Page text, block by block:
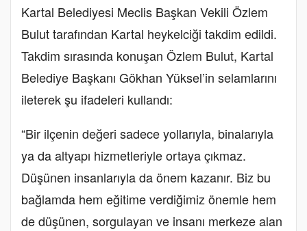
Kartal Belediyesi Meclis Başkan Vekili Özlem
Bulut tarafından Kartal heykelciği takdim edildi.
Takdim sırasında konuşan Özlem Bulut, Kartal
Belediye Başkanı Gökhan Yüksel’in selamlarını
ileterek şu ifadeleri kullandı:
“Bir ilçenin değeri sadece yollarıyla, binalarıyla
ya da altyapı hizmetleriyle ortaya çıkmaz.
Düşünen insanlarıyla da önem kazanır. Biz bu
bağlamda hem eğitime verdiğimiz önemle hem
de düşünen, sorgulayan ve insanı merkeze alan